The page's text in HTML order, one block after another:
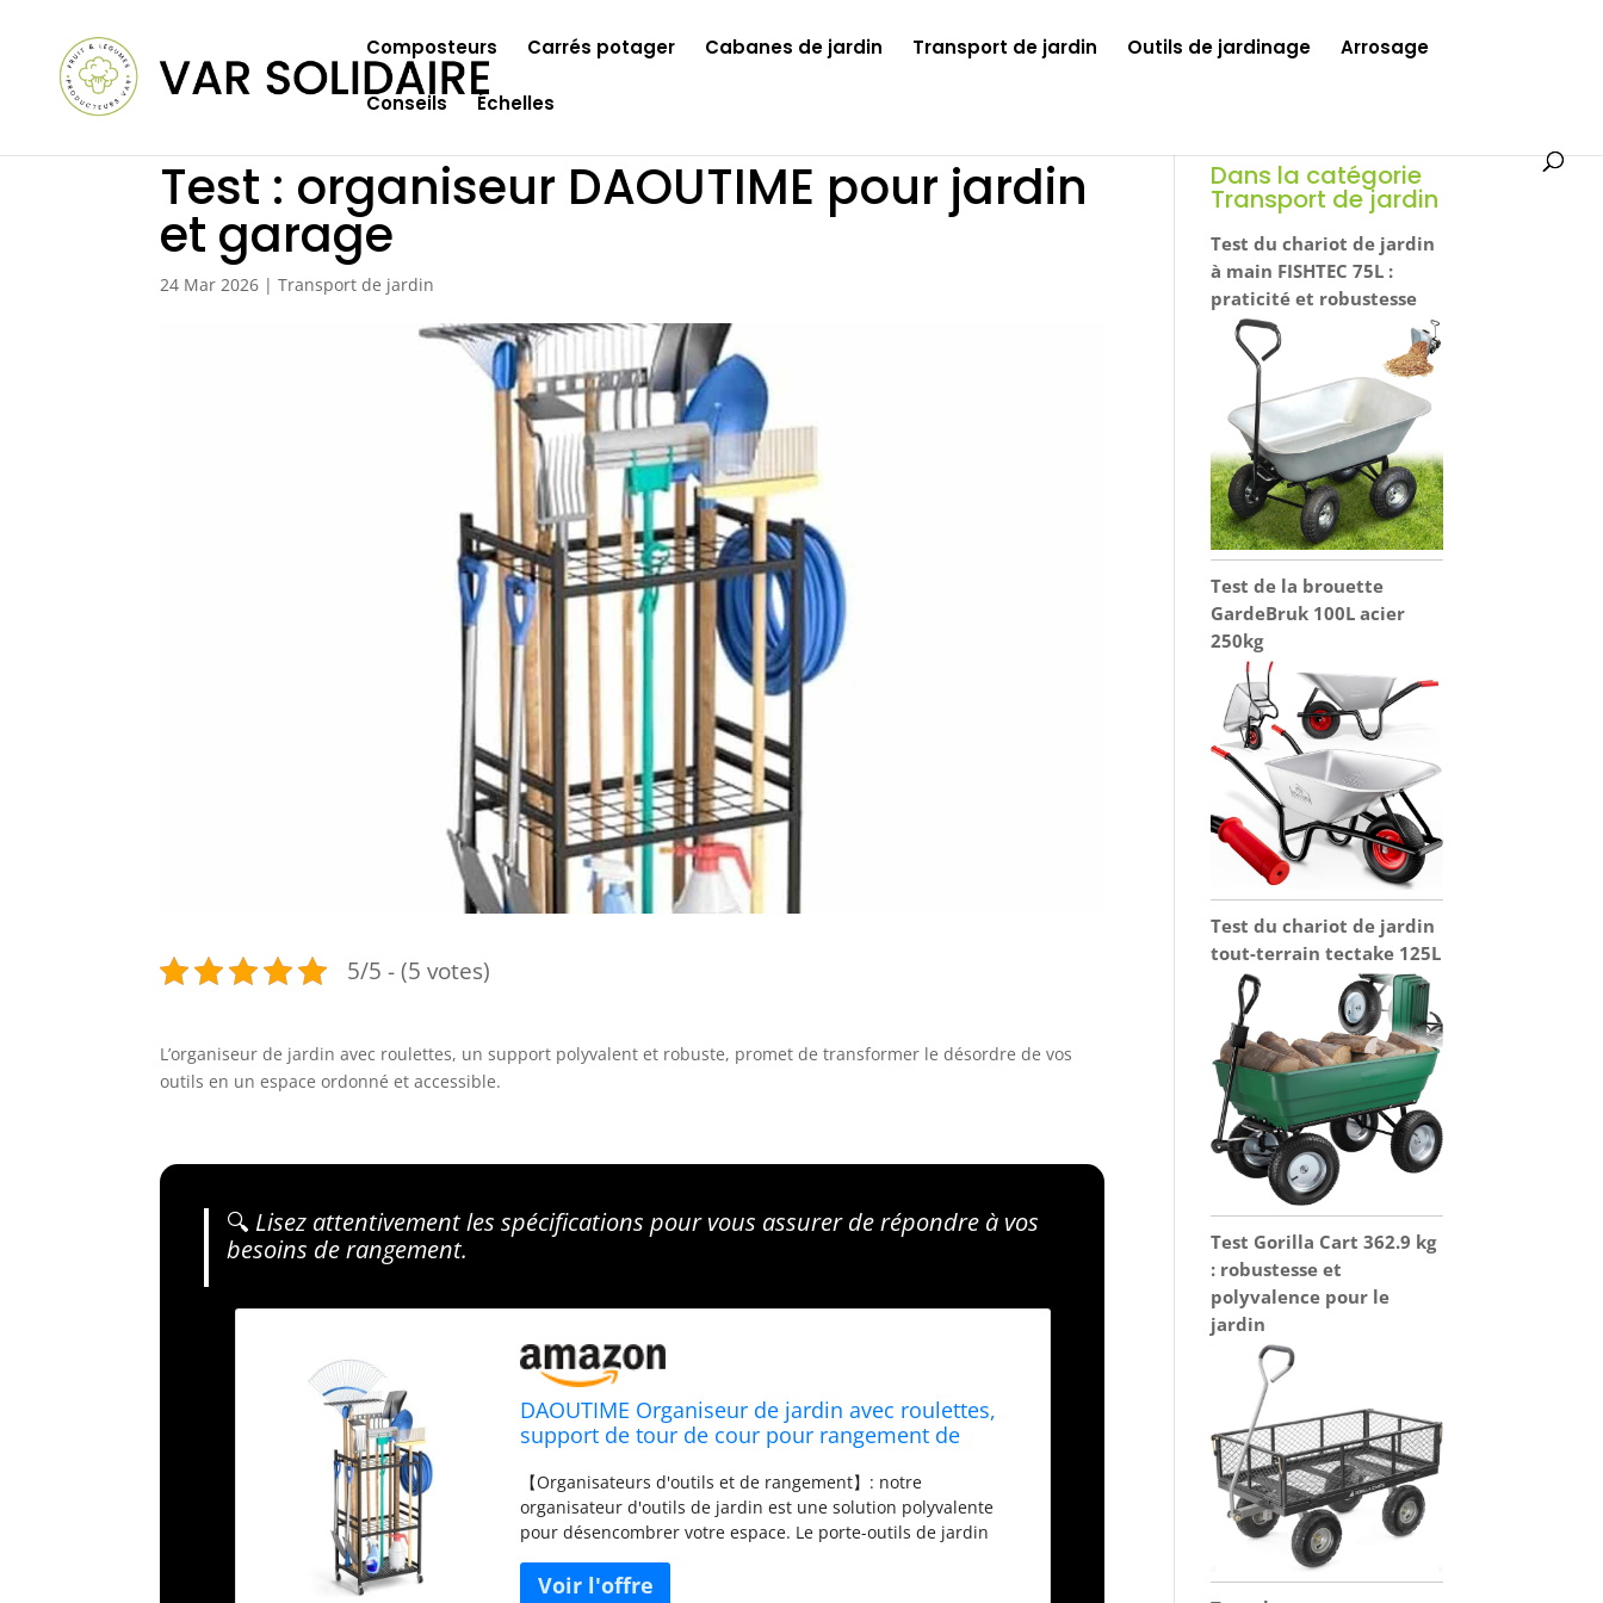
Composteurs Carrés potager Cabanes de jardin Transport de jardin Outils de jardinage Arrosage
Conseils Échelles
Test : organiseur DAOUTIME pour jardin
et garage
24 Mar 2026 |Transport de jardin
5/5 - (5 votes)
L’organiseur de jardin avec roulettes, un support polyvalent et robuste, promet de transformer le désordre de vos
outils en un espace ordonné et accessible.
🔍 Lisez attentivement les spécifications pour vous assurer de répondre à vos
besoins de rangement.
DAOUTIME Organiseur de jardin avec roulettes,
support de tour de cour pour rangement de
en acier robuste avec 3 crochets, extérieur, noir
【Organisateurs d'outils et de rangement】: notre
organisateur d'outils de jardin est une solution polyvalente
pour désencombrer votre espace. Le porte-outils de jardin
une grande capacité dans une taille compacte. Les trois
Dans la catégorie
Transport de jardin
Test du chariot de jardin
à main FISHTEC 75L :
praticité et robustesse
Test de la brouette
GardeBruk 100L acier
250kg
Test du chariot de jardin
tout-terrain tectake 125L
Test Gorilla Cart 362.9 kg
: robustesse et
polyvalence pour le
jardin